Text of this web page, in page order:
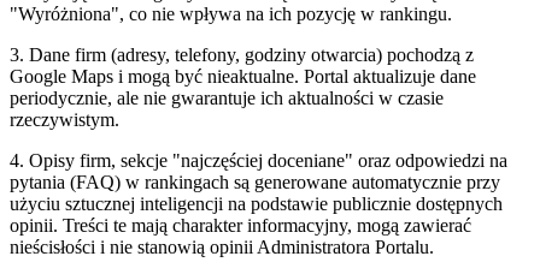
"Wyróżniona", co nie wpływa na ich pozycję w rankingu.
3. Dane firm (adresy, telefony, godziny otwarcia) pochodzą z
Google Maps i mogą być nieaktualne. Portal aktualizuje dane
periodycznie, ale nie gwarantuje ich aktualności w czasie
rzeczywistym.
4. Opisy firm, sekcje "najczęściej doceniane" oraz odpowiedzi na
pytania (FAQ) w rankingach są generowane automatycznie przy
użyciu sztucznej inteligencji na podstawie publicznie dostępnych
opinii. Treści te mają charakter informacyjny, mogą zawierać
nieścisłości i nie stanowią opinii Administratora Portalu.